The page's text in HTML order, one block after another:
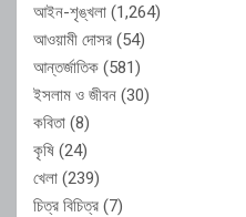
আইন-শৃঙ্খলা (1,264)
আওয়ামী দোসর (54)
আন্তর্জাতিক (581)
ইসলাম ও জীবন (30)
কবিতা (8)
কৃষি (24)
খেলা (239)
চিত্র বিচিত্র (7)